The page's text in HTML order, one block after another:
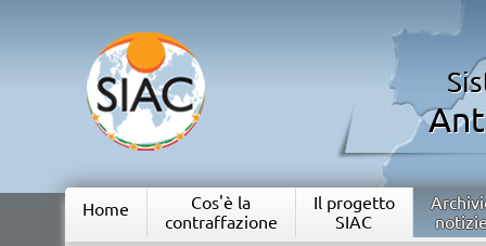
Home
Cos'è la
contraffazione
Il progetto
SIAC